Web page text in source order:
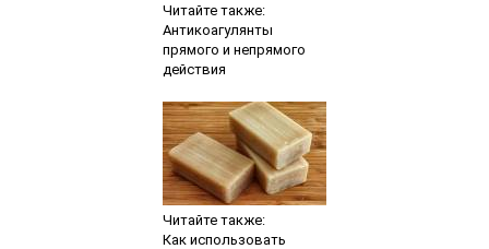
Читайте также:
Антикоагулянты
прямого и непрямого
действия
Читайте также:
Как использовать